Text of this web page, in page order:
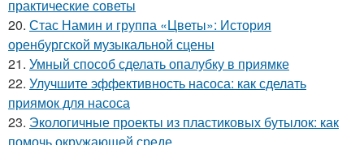
практические советы
20. Стас Намин и группа «Цветы»: История
оренбургской музыкальной сцены
21. Умный способ сделать опалубку в приямке
22. Улучшите эффективность насоса: как сделать
приямок для насоса
23. Экологичные проекты из пластиковых бутылок: как